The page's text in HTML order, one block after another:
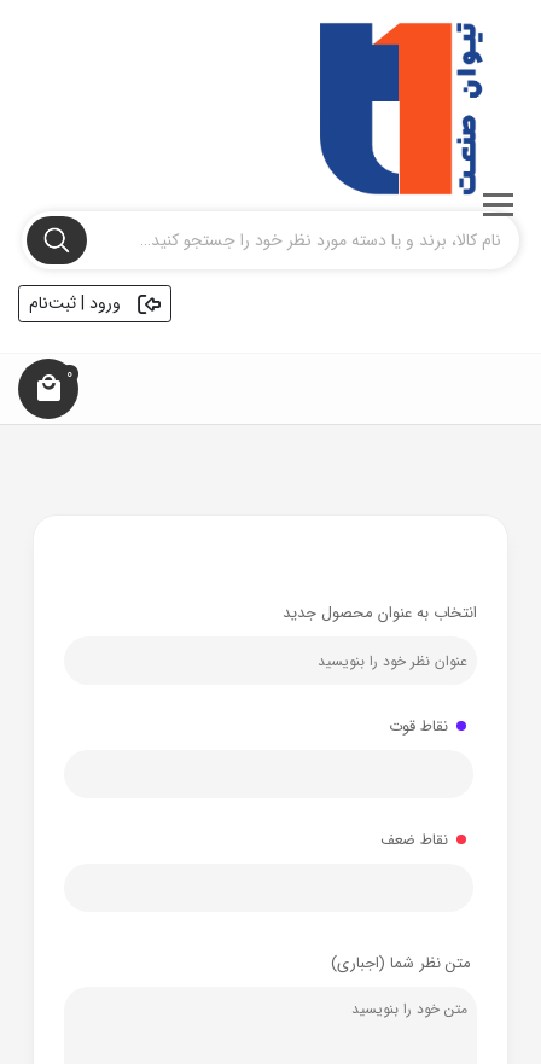
ورود | ثبت‌نام
0
انتخاب به عنوان محصول جدید
نقاط قوت
نقاط ضعف
متن نظر شما (اجباری)